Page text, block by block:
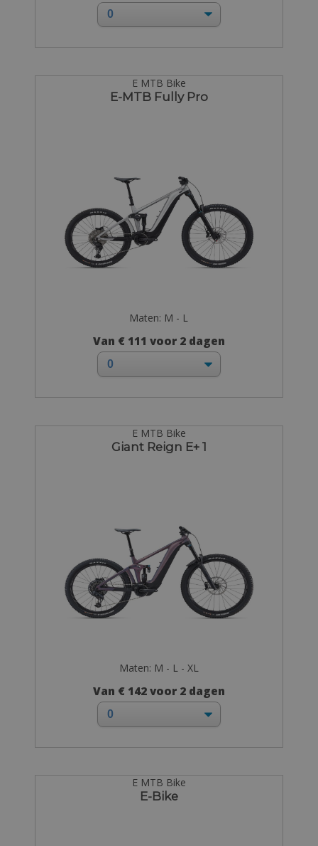
E MTB Bike
E-MTB Fully Pro
Maten: M - L
Van € 111 voor 2 dagen
E MTB Bike
Giant Reign E+ 1
Maten: M - L - XL
Van € 142 voor 2 dagen
E MTB Bike
E-Bike